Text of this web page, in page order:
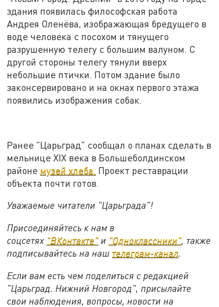
здания появилась философская работа
Андрея Оленёва, изображающая бредущего в
воде человека с посохом и тянущего
разрушенную телегу с большим валуном. С
другой стороны телегу тянули вверх
небольшие птички. Потом здание было
законсервировано и на окнах первого этажа
появились изображения собак.
Ранее "Царьград" сообщал о планах сделать в
мельнице XIX века в Большеболдинском
районе музей хлеба. Проект реставрации
объекта почти готов.
Уважаемые читатели "Царьграда"!
Присоединяйтесь к нам в
соцсетях "ВКонтакте" и "Одноклассники", также
подписывайтесь на наш телеграм-канал.
Если вам есть чем поделиться с редакцией
"Царьград. Нижний Новгород", присылайте
свои наблюдения, вопросы, новости на